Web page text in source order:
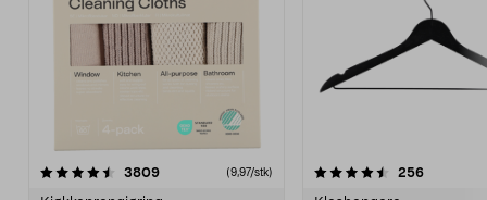
3809anmeldelser(9,97/stk)
4.5av 5 stjerner 256
4.5av 5 stjerner